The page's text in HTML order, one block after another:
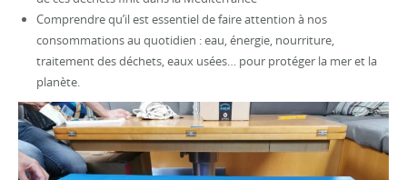
Comprendre qu’il est essentiel de faire attention à nos
consommations au quotidien : eau, énergie, nourriture,
traitement des déchets, eaux usées… pour protéger la mer et la
planète.